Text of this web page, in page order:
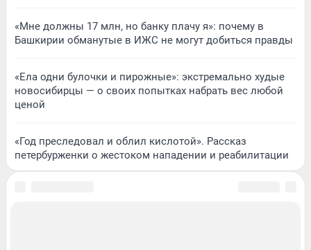
«Мне должны 17 млн, но банку плачу я»: почему в
Башкирии обманутые в ИЖС не могут добиться правды
«Ела одни булочки и пирожные»: экстремально худые
новосибирцы — о своих попытках набрать вес любой
ценой
«Год преследовал и облил кислотой». Рассказ
петербурженки о жестоком нападении и реабилитации